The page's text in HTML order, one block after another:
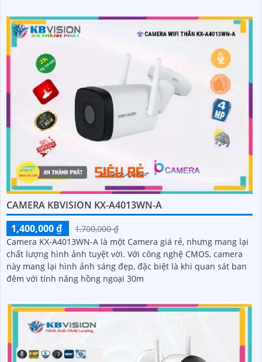
CAMERA KBVISION KX-A4013WN-A
1,400,000 ₫
1,700,000 ₫
Camera KX-A4013WN-A là một Camera giá rẻ, nhưng mang lại
chất lượng hình ảnh tuyệt vời. Với công nghệ CMOS, camera
này mang lại hình ảnh sáng đẹp, đặc biệt là khi quan sát ban
đêm với tính năng hồng ngoại 30m